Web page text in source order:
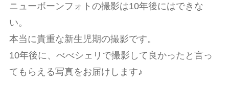
ニューボーンフォトの撮影は10年後にはできな
い。
本当に貴重な新生児期の撮影です。
10年後に、べべシェリで撮影して良かったと言っ
てもらえる写真をお届けします♪